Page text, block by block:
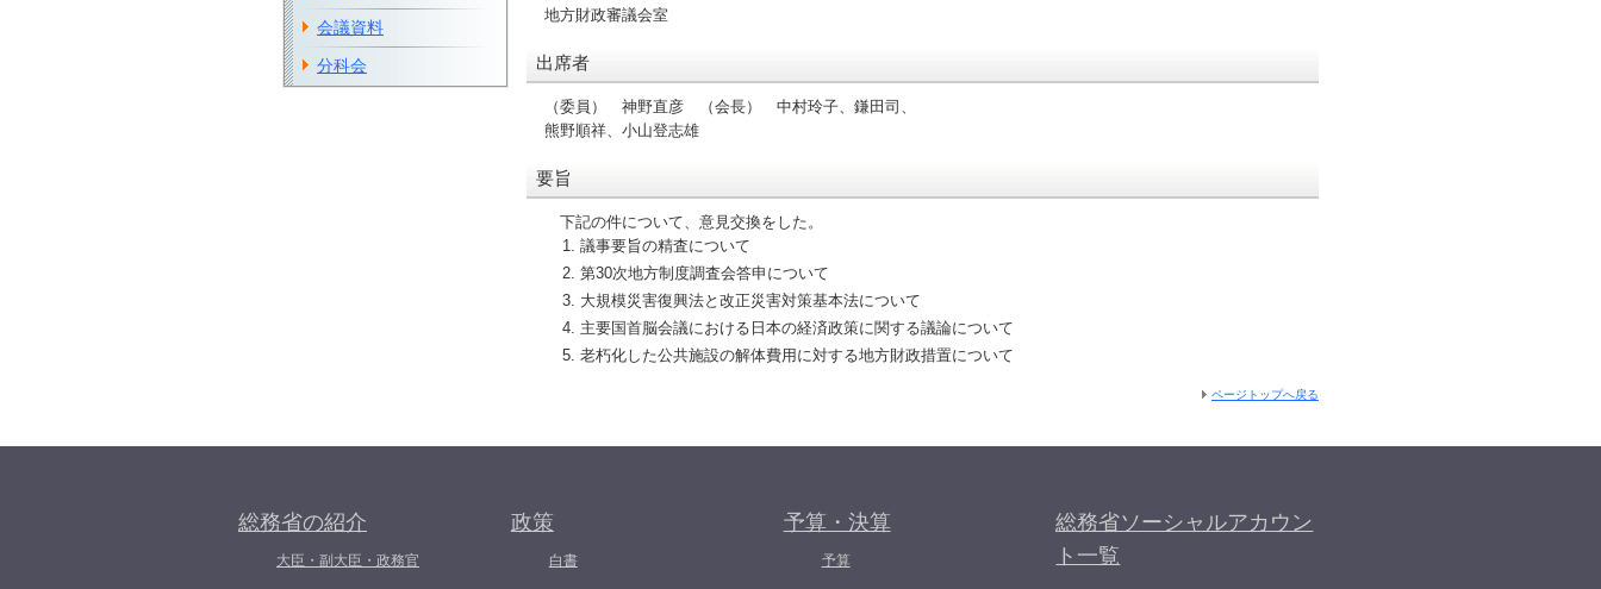
地方財政審議会室
出席者
（委員） 神野直彦 （会長） 中村玲子、鎌田司、
熊野順祥、小山登志雄
要旨
下記の件について、意見交換をした。
議事要旨の精査について
第30次地方制度調査会答申について
大規模災害復興法と改正災害対策基本法について
主要国首脳会議における日本の経済政策に関する議論について
老朽化した公共施設の解体費用に対する地方財政措置について
ページトップへ戻る
会議資料
分科会
総務省の紹介
大臣・副大臣・政務官
政策
白書
予算・決算
予算
総務省ソーシャルアカウン
ト一覧